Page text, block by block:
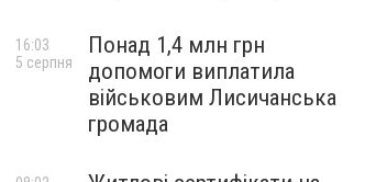
Понад 1,4 млн грн
допомоги виплатила
військовим Лисичанська
громада
16:03
5 серпня